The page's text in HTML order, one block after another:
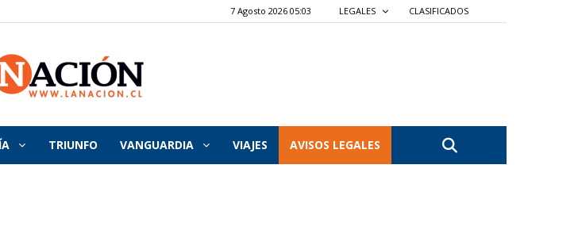
7 Agosto 2026 05:03 LEGALES CLASIFICADOS
La
TRIUNFO VANGUARDIA VIAJES AVISOS LEGALES